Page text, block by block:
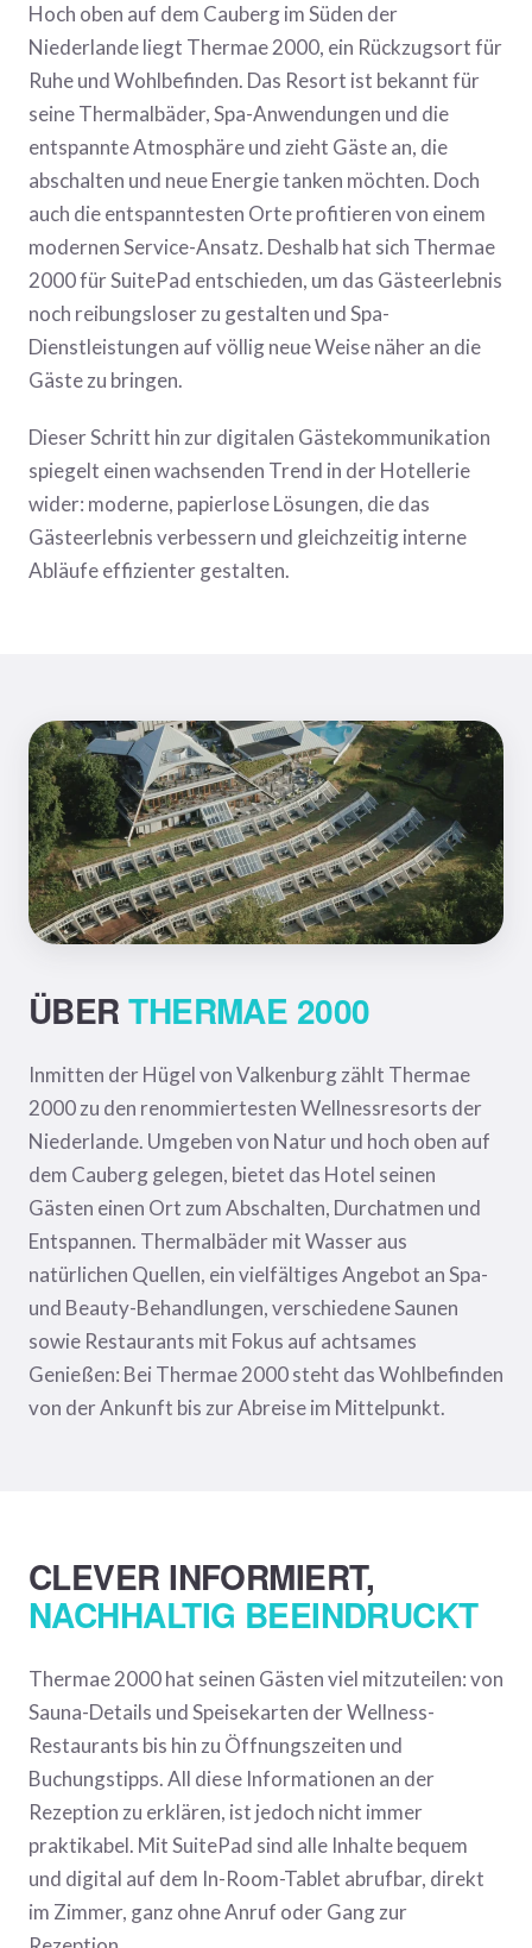
Hoch oben auf dem Cauberg im Süden der
Niederlande liegt Thermae 2000, ein Rückzugsort für
Ruhe und Wohlbefinden. Das Resort ist bekannt für
seine Thermalbäder, Spa-Anwendungen und die
entspannte Atmosphäre und zieht Gäste an, die
abschalten und neue Energie tanken möchten. Doch
auch die entspanntesten Orte profitieren von einem
modernen Service-Ansatz. Deshalb hat sich Thermae
2000 für SuitePad entschieden, um das Gästeerlebnis
noch reibungsloser zu gestalten und Spa-
Dienstleistungen auf völlig neue Weise näher an die
Gäste zu bringen.
Dieser Schritt hin zur digitalen Gästekommunikation
spiegelt einen wachsenden Trend in der Hotellerie
wider: moderne, papierlose Lösungen, die das
Gästeerlebnis verbessern und gleichzeitig interne
Abläufe effizienter gestalten.
ÜBERTHERMAE 2000
Inmitten der Hügel von Valkenburg zählt Thermae
2000 zu den renommiertesten Wellnessresorts der
Niederlande. Umgeben von Natur und hoch oben auf
dem Cauberg gelegen, bietet das Hotel seinen
Gästen einen Ort zum Abschalten, Durchatmen und
Entspannen. Thermalbäder mit Wasser aus
natürlichen Quellen, ein vielfältiges Angebot an Spa-
und Beauty-Behandlungen, verschiedene Saunen
sowie Restaurants mit Fokus auf achtsames
Genießen: Bei Thermae 2000 steht das Wohlbefinden
von der Ankunft bis zur Abreise im Mittelpunkt.
CLEVER INFORMIERT,
NACHHALTIG BEEINDRUCKT
Thermae 2000 hat seinen Gästen viel mitzuteilen: von
Sauna-Details und Speisekarten der Wellness-
Restaurants bis hin zu Öffnungszeiten und
Buchungstipps. All diese Informationen an der
Rezeption zu erklären, ist jedoch nicht immer
praktikabel. Mit SuitePad sind alle Inhalte bequem
und digital auf dem In-Room-Tablet abrufbar, direkt
im Zimmer, ganz ohne Anruf oder Gang zur